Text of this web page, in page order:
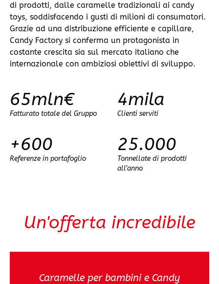
di prodotti, dalle caramelle tradizionali ai candy
toys, soddisfacendo i gusti di milioni di consumatori.
Grazie ad una distribuzione efficiente e capillare,
Candy Factory si conferma un protagonista in
costante crescita sia sul mercato italiano che
internazionale con ambiziosi obiettivi di sviluppo.
65mln€
Fatturato totale del Gruppo
4mila
Clienti serviti
+600
Referenze in portafoglio
25.000
Tonnellate di prodotti
all’anno
Un'offerta incredibile
Caramelle per bambini e Candy